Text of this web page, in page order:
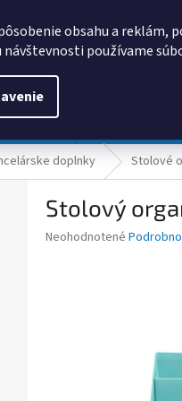
obsahu a reklám,
návštevnosti používame
doplnky Stolové
Stolový
Priemerné
Neohodnotené